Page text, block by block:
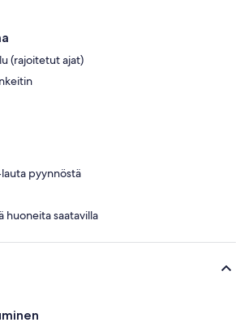
(rajoitetut ajat)
pyynnöstä
huoneita saatavilla